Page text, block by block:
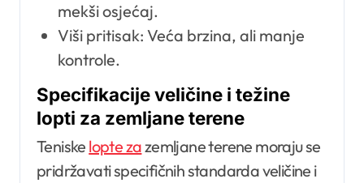
mekši osjećaj.
Viši pritisak: Veća brzina, ali manje
kontrole.
Specifikacije veličine i težine
lopti za zemljane terene
Teniske lopte zazemljane terene moraju se
pridržavati specifičnih standarda veličine i